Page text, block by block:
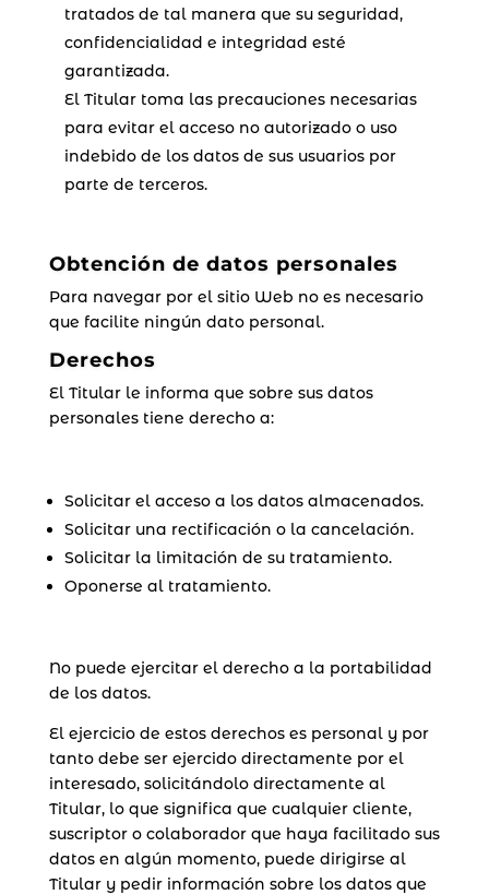
tratados de tal manera que su seguridad,
confidencialidad e integridad esté
garantizada.
El Titular toma las precauciones necesarias
para evitar el acceso no autorizado o uso
indebido de los datos de sus usuarios por
parte de terceros.
Obtención de datos personales
Para navegar por el sitio Web no es necesario
que facilite ningún dato personal.
Derechos
El Titular le informa que sobre sus datos
personales tiene derecho a:
Solicitar el acceso a los datos almacenados.
Solicitar una rectificación o la cancelación.
Solicitar la limitación de su tratamiento.
Oponerse al tratamiento.
No puede ejercitar el derecho a la portabilidad
de los datos.
El ejercicio de estos derechos es personal y por
tanto debe ser ejercido directamente por el
interesado, solicitándolo directamente al
Titular, lo que significa que cualquier cliente,
suscriptor o colaborador que haya facilitado sus
datos en algún momento, puede dirigirse al
Titular y pedir información sobre los datos que